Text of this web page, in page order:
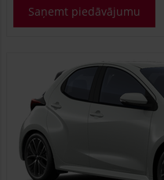
Saņemt piedāvājumu